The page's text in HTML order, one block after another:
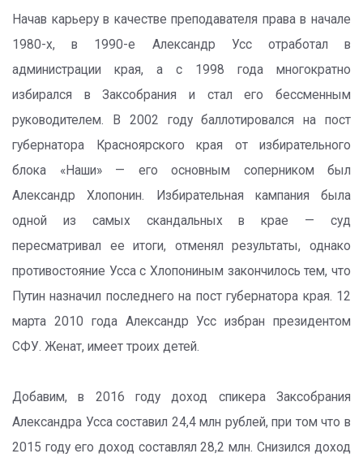
Начав карьеру в качестве преподавателя права в начале
1980-х, в 1990-е Александр Усс отработал в
администрации края, а с 1998 года многократно
избирался в Заксобрания и стал его бессменным
руководителем. В 2002 году баллотировался на пост
губернатора Красноярского края от избирательного
блока «Наши» — его основным соперником был
Александр Хлопонин. Избирательная кампания была
одной из самых скандальных в крае — суд
пересматривал ее итоги, отменял результаты, однако
противостояние Усса с Хлопониным закончилось тем, что
Путин назначил последнего на пост губернатора края. 12
марта 2010 года Александр Усс избран президентом
СФУ. Женат, имеет троих детей.
Добавим, в 2016 году доход спикера Заксобрания
Александра Усса составил 24,4 млн рублей, при том что в
2015 году его доход составлял 28,2 млн. Снизился доход